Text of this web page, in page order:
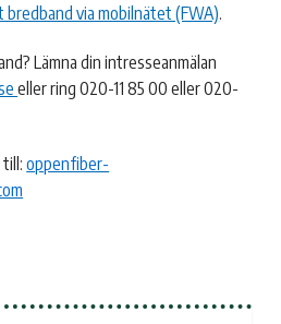
bredband via mobilnätet (FWA).
Lämna din intresseanmälan
eller ring 020-11 85 00 eller 020-
till:oppenfiber-